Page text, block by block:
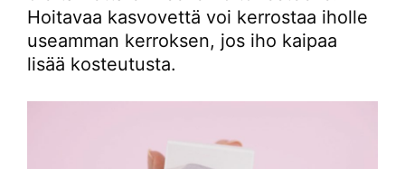
Hoitavaa kasvovettä voi kerrostaa iholle
useamman kerroksen, jos iho kaipaa
lisää kosteutusta.